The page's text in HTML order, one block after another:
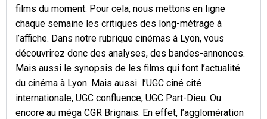
films du moment. Pour cela, nous mettons en ligne
chaque semaine les critiques des long-métrage à
l’affiche. Dans notre rubrique cinémas à Lyon, vous
découvrirez donc des analyses, des bandes-annonces.
Mais aussi le synopsis de les films qui font l’actualité
du cinéma à Lyon. Mais aussi l’UGC ciné cité
internationale, UGC confluence, UGC Part-Dieu. Ou
encore au méga CGR Brignais. En effet, l’agglomération